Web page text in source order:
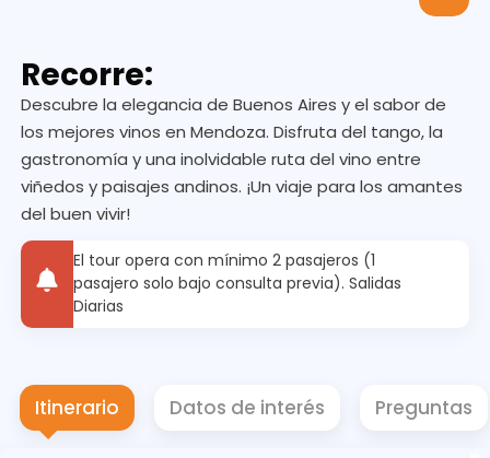
Recorre:
Descubre la elegancia de Buenos Aires y el sabor de
los mejores vinos en Mendoza. Disfruta del tango, la
gastronomía y una inolvidable ruta del vino entre
viñedos y paisajes andinos. ¡Un viaje para los amantes
del buen vivir!
El tour opera con mínimo 2 pasajeros (1
pasajero solo bajo consulta previa). Salidas
Diarias
Itinerario Datos de interés Preguntas